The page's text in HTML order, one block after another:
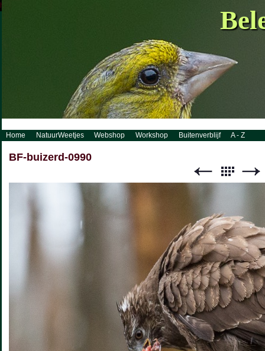
http://www.visueelconcept.nl/sitemap.xml.gz
Home NatuurWeetjes Webshop Workshop Buitenverblijf A - Z
BF-buizerd-0990